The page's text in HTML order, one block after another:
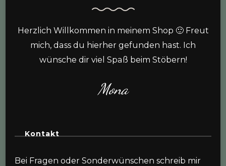
Herzlich Willkommen in meinem Shop 🙂 Freut
mich, dass du hierher gefunden hast. Ich
wünsche dir viel Spaß beim Stöbern!
Mona
Kontakt
Bei Fragen oder Sonderwünschen schreib mir